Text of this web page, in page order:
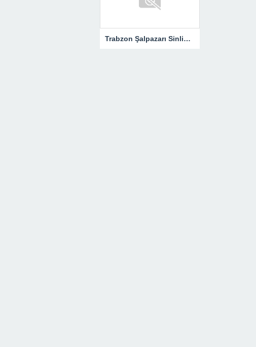
Trabzon Şalpazarı Sinlice Köyü Derneği’nin İstanbul’da Kültür ve Sanat Gecesi